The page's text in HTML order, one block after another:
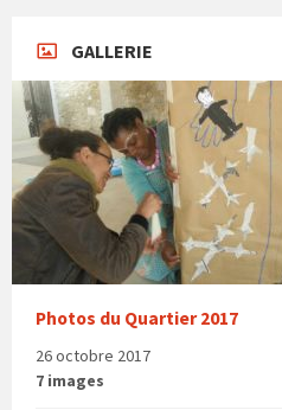
GALLERIE
Photos du Quartier 2017
26 octobre 2017
7 images